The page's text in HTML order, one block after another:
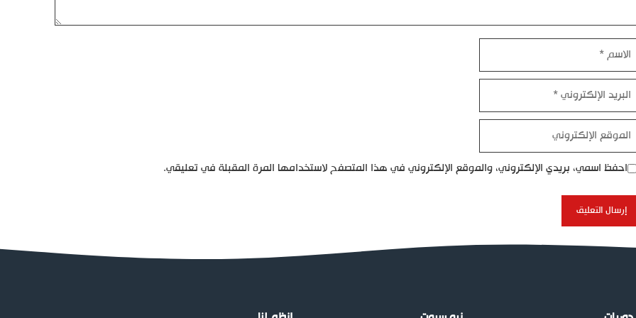
احفظ اسمي، بريدي الإلكتروني، والموقع الإلكتروني في هذا المتصفح لاستخدامها المرة المقبلة في تعليقي.